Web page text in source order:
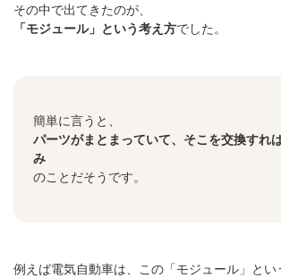
その中で出てきたのが、
「モジュール」という考え方でした。
簡単に言うと、
パーツがまとまっていて、そこを交換すれ
み
のことだそうです。
例えば電気自動車は、この「モジュール」とい